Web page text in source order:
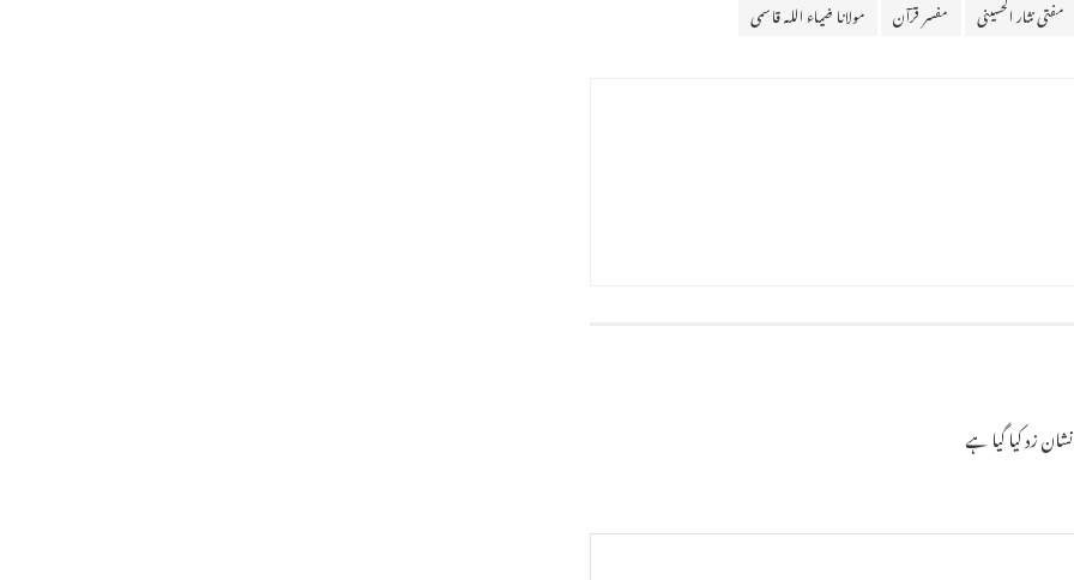
مفتی نثار الحسینی مفسر قرآن مولانا ضیاء اللہ قاسمی
زد کیا گیا ہے